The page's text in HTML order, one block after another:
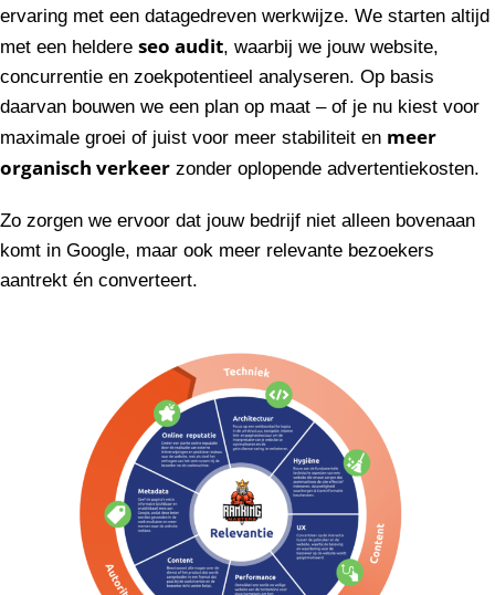
ervaring met een datagedreven werkwijze. We starten altijd
met een heldere seo audit, waarbij we jouw website,
concurrentie en zoekpotentieel analyseren. Op basis
daarvan bouwen we een plan op maat – of je nu kiest voor
maximale groei of juist voor meer stabiliteit en meer
organisch verkeer zonder oplopende advertentiekosten.
Zo zorgen we ervoor dat jouw bedrijf niet alleen bovenaan
komt in Google, maar ook meer relevante bezoekers
aantrekt én converteert.